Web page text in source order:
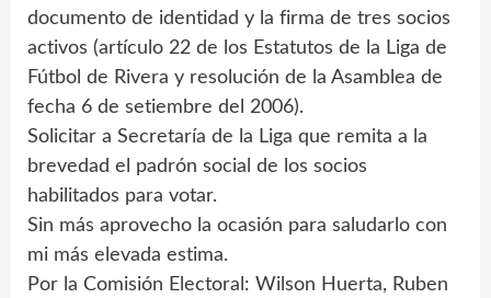
documento de identidad y la firma de tres socios
activos (artículo 22 de los Estatutos de la Liga de
Fútbol de Rivera y resolución de la Asamblea de
fecha 6 de setiembre del 2006).
Solicitar a Secretaría de la Liga que remita a la
brevedad el padrón social de los socios
habilitados para votar.
Sin más aprovecho la ocasión para saludarlo con
mi más elevada estima.
Por la Comisión Electoral: Wilson Huerta, Ruben